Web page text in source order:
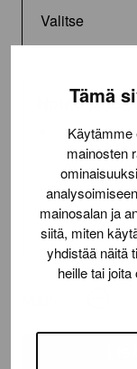
Tämä
Käytämme
mainosten
mainosalan ja
siitä, miten
yhdistää näitä
heille tai
Nouto ja
Nouto
Asennus
Lue lisää